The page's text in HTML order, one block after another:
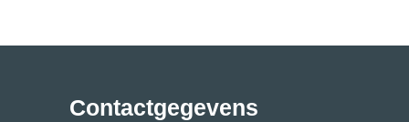
Contactgegevens